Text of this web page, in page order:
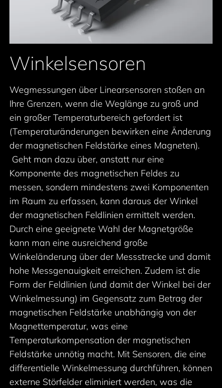
Winkelsensoren
Wegmessungen über Linearsensoren stoßen an
Ihre Grenzen, wenn die Weglänge zu groß und
ein großer Temperaturbereich gefordert ist
(Temperaturänderungen bewirken eine Änderung
der magnetischen Feldstärke eines Magneten).
Geht man dazu über, anstatt nur eine
Komponente des magnetischen Feldes zu
messen, sondern mindestens zwei Komponenten
im Raum zu erfassen, kann daraus der Winkel
der magnetischen Feldlinien ermittelt werden.
Durch eine geeignete Wahl der Magnetgröße
kann man eine ausreichend große
Winkeländerung über der Messstrecke und damit
hohe Messgenauigkeit erreichen. Zudem ist die
Form der Feldlinien (und damit der Winkel bei der
Winkelmessung) im Gegensatz zum Betrag der
magnetischen Feldstärke unabhängig von der
Magnettemperatur, was eine
Temperaturkompensation der magnetischen
Feldstärke unnötig macht. Mit Sensoren, die eine
differentielle Winkelmessung durchführen, können
externe Störfelder eliminiert werden, was die